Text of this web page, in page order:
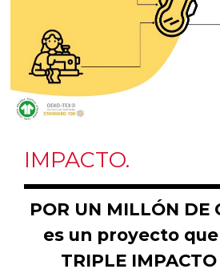
IMPACTO.
POR UN MILLÓN DE
es un proyecto
TRIPLE IMPACTO